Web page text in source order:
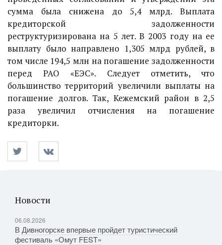
сумма была снижена до 5,4 млрд. Выплата
кредиторской задолженности
реструктуризирована на 5 лет. В 2003 году на ее
выплату было направлено 1,305 млрд рублей, в
том числе 194,5 млн на погашение задолженности
перед РАО «ЕЭС». Следует отметить, что
большинство территорий увеличили выплаты на
погашение долгов. Так, Кежемский район в 2,5
раза увеличил отчисления на погашение
кредиторки.
Новости
06.08.2026
В Дивногорске впервые пройдет туристический
фестиваль «Омут FEST»